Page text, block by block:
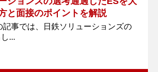
と面接のポイントを解説
記事では、日鉄ソリューションズの
...